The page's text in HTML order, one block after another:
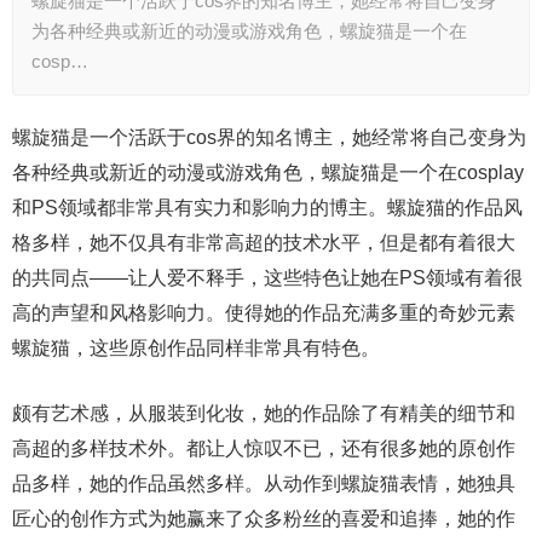
为各种经典或新近的动漫或游戏角色，螺旋猫是一个在
cosp…
螺旋猫是一个活跃于cos界的知名博主，她经常将自己变身为
各种经典或新近的动漫或游戏角色，螺旋猫是一个在cosplay
和PS领域都非常具有实力和影响力的博主。螺旋猫的作品风
格多样，她不仅具有非常高超的技术水平，但是都有着很大
的共同点——让人爱不释手，这些特色让她在PS领域有着很
高的声望和风格影响力。使得她的作品充满多重的奇妙元素
螺旋猫，这些原创作品同样非常具有特色。
颇有艺术感，从服装到化妆，她的作品除了有精美的细节和
高超的多样技术外。都让人惊叹不已，还有很多她的原创作
品多样，她的作品虽然多样。从动作到螺旋猫表情，她独具
匠心的创作方式为她赢来了众多粉丝的喜爱和追捧，她的作